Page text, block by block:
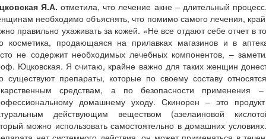
Я.А. отметила, что лечение акне – длительный
необходимо объяснять, что помимо самого лечения,
правильно ухаживать за кожей. «Не все отдают себе отчет в
косметика, продающаяся на прилавках магазинов и в
не содержит необходимых лечебных компонентов, –
Юцковская. Я считаю, крайне важно для таких женщин
существуют препараты, которые по своему составу
средствам, а по безопасности применения
домашнему уходу. Скинорен – это
действующим веществом (азелаиновой
можно использовать самостоятельно в домашних